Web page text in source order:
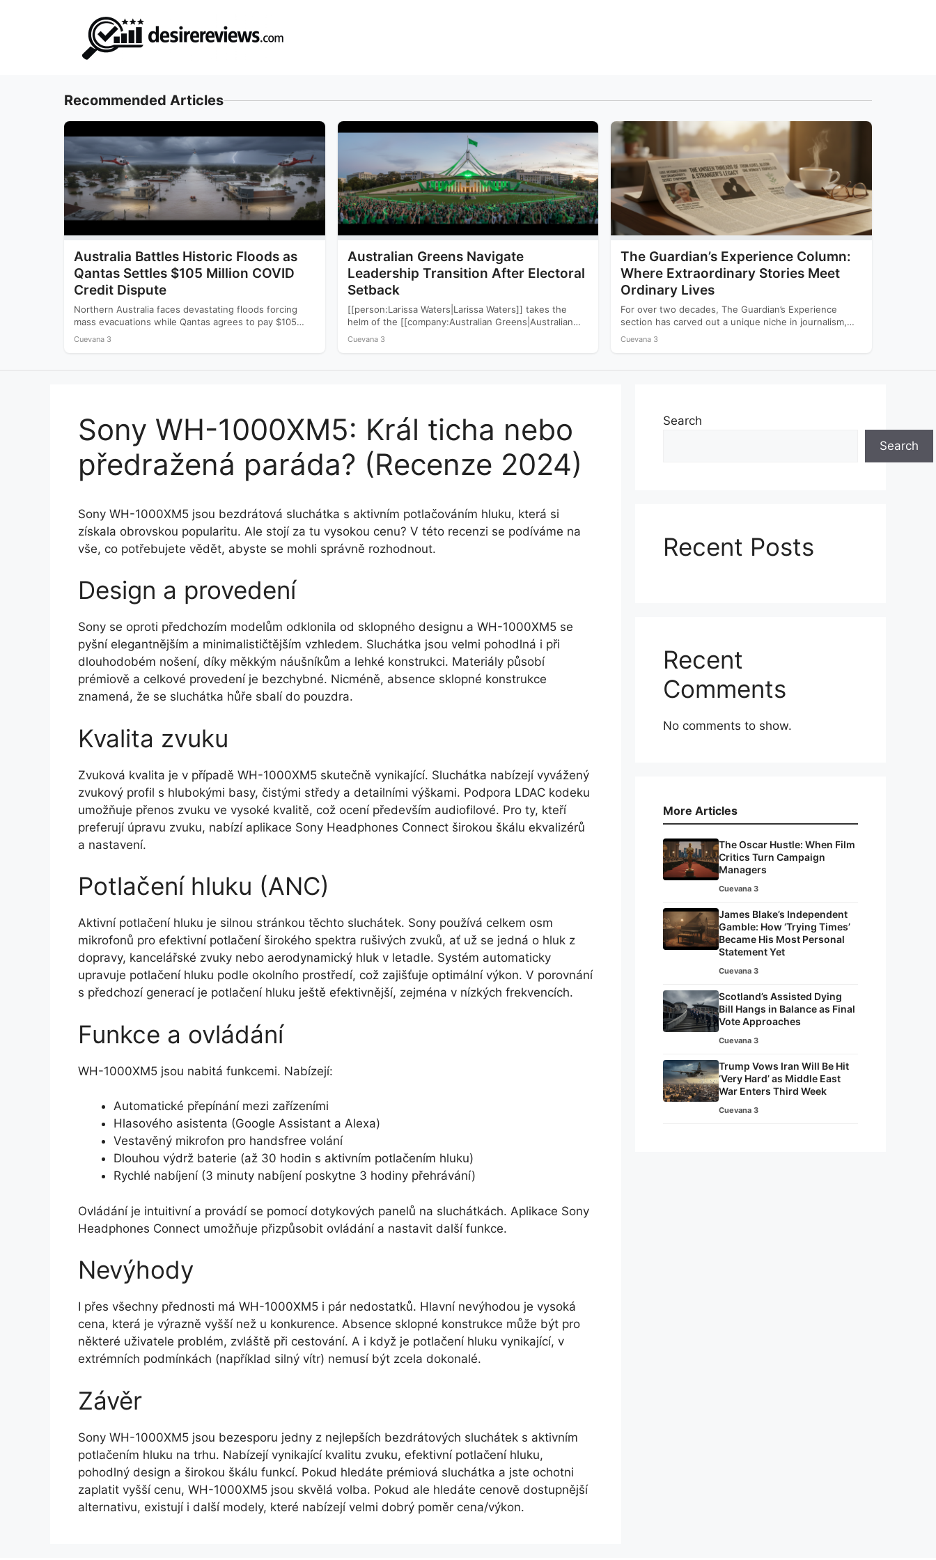
Recommended Articles
Australia Battles Historic Floods as
Qantas Settles $105 Million COVID
Credit Dispute
Northern Australia faces devastating floods forcing
mass evacuations while Qantas agrees to pay $105
million to settle a…
Cuevana 3
Australian Greens Navigate
Leadership Transition After Electoral
Setback
[[person:Larissa Waters|Larissa Waters]] takes the
helm of the [[company:Australian Greens|Australian
Greens]] following a devastating 2025 election that
Cuevana 3
The Guardian’s Experience Column:
Where Extraordinary Stories Meet
Ordinary Lives
For over two decades, The Guardian’s Experience
section has carved out a unique niche in journalism,
offering readers…
Cuevana 3
Sony WH-1000XM5: Král ticha nebo
předražená paráda? (Recenze 2024)
Sony WH-1000XM5 jsou bezdrátová sluchátka s aktivním potlačováním hluku, která si
získala obrovskou popularitu. Ale stojí za tu vysokou cenu? V této recenzi se podíváme na
vše, co potřebujete vědět, abyste se mohli správně rozhodnout.
Design a provedení
Sony se oproti předchozím modelům odklonila od sklopného designu a WH-1000XM5 se
pyšní elegantnějším a minimalističtějším vzhledem. Sluchátka jsou velmi pohodlná i při
dlouhodobém nošení, díky měkkým náušníkům a lehké konstrukci. Materiály působí
prémiově a celkové provedení je bezchybné. Nicméně, absence sklopné konstrukce
znamená, že se sluchátka hůře sbalí do pouzdra.
Kvalita zvuku
Zvuková kvalita je v případě WH-1000XM5 skutečně vynikající. Sluchátka nabízejí vyvážený
zvukový profil s hlubokými basy, čistými středy a detailními výškami. Podpora LDAC kodeku
umožňuje přenos zvuku ve vysoké kvalitě, což ocení především audiofilové. Pro ty, kteří
preferují úpravu zvuku, nabízí aplikace Sony Headphones Connect širokou škálu ekvalizérů
a nastavení.
Potlačení hluku (ANC)
Aktivní potlačení hluku je silnou stránkou těchto sluchátek. Sony používá celkem osm
mikrofonů pro efektivní potlačení širokého spektra rušivých zvuků, ať už se jedná o hluk z
dopravy, kancelářské zvuky nebo aerodynamický hluk v letadle. Systém automaticky
upravuje potlačení hluku podle okolního prostředí, což zajišťuje optimální výkon. V porovnání
s předchozí generací je potlačení hluku ještě efektivnější, zejména v nízkých frekvencích.
Funkce a ovládání
WH-1000XM5 jsou nabitá funkcemi. Nabízejí:
Automatické přepínání mezi zařízeními
Hlasového asistenta (Google Assistant a Alexa)
Vestavěný mikrofon pro handsfree volání
Dlouhou výdrž baterie (až 30 hodin s aktivním potlačením hluku)
Rychlé nabíjení (3 minuty nabíjení poskytne 3 hodiny přehrávání)
Ovládání je intuitivní a provádí se pomocí dotykových panelů na sluchátkách. Aplikace Sony
Headphones Connect umožňuje přizpůsobit ovládání a nastavit další funkce.
Nevýhody
I přes všechny přednosti má WH-1000XM5 i pár nedostatků. Hlavní nevýhodou je vysoká
cena, která je výrazně vyšší než u konkurence. Absence sklopné konstrukce může být pro
některé uživatele problém, zvláště při cestování. A i když je potlačení hluku vynikající, v
extrémních podmínkách (například silný vítr) nemusí být zcela dokonalé.
Závěr
Sony WH-1000XM5 jsou bezesporu jedny z nejlepších bezdrátových sluchátek s aktivním
potlačením hluku na trhu. Nabízejí vynikající kvalitu zvuku, efektivní potlačení hluku,
pohodlný design a širokou škálu funkcí. Pokud hledáte prémiová sluchátka a jste ochotni
zaplatit vyšší cenu, WH-1000XM5 jsou skvělá volba. Pokud ale hledáte cenově dostupnější
alternativu, existují i další modely, které nabízejí velmi dobrý poměr cena/výkon.
Search
Search
Recent Posts
Recent
Comments
No comments to show.
More Articles
The Oscar Hustle: When Film
Critics Turn Campaign
Managers
Cuevana 3
James Blake’s Independent
Gamble: How ‘Trying Times’
Became His Most Personal
Statement Yet
Cuevana 3
Scotland’s Assisted Dying
Bill Hangs in Balance as Final
Vote Approaches
Cuevana 3
Trump Vows Iran Will Be Hit
‘Very Hard’ as Middle East
War Enters Third Week
Cuevana 3